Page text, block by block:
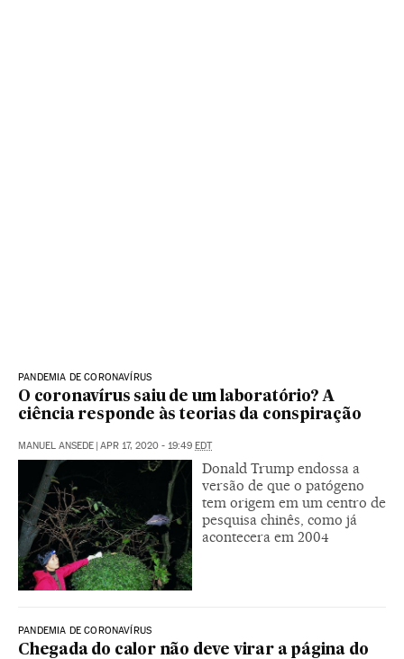
PANDEMIA DE CORONAVÍRUS
O coronavírus saiu de um laboratório? A
ciência responde às teorias da conspiração
MANUEL ANSEDE | APR 17, 2020 - 19:49 EDT
Donald Trump endossa a
versão de que o patógeno
tem origem em um centro de
pesquisa chinês, como já
acontecera em 2004
PANDEMIA DE CORONAVÍRUS
Chegada do calor não deve virar a página do